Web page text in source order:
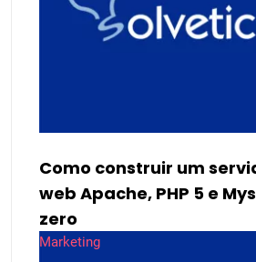
Como construir um
web Apache, PHP 5 e
zero
Marketing